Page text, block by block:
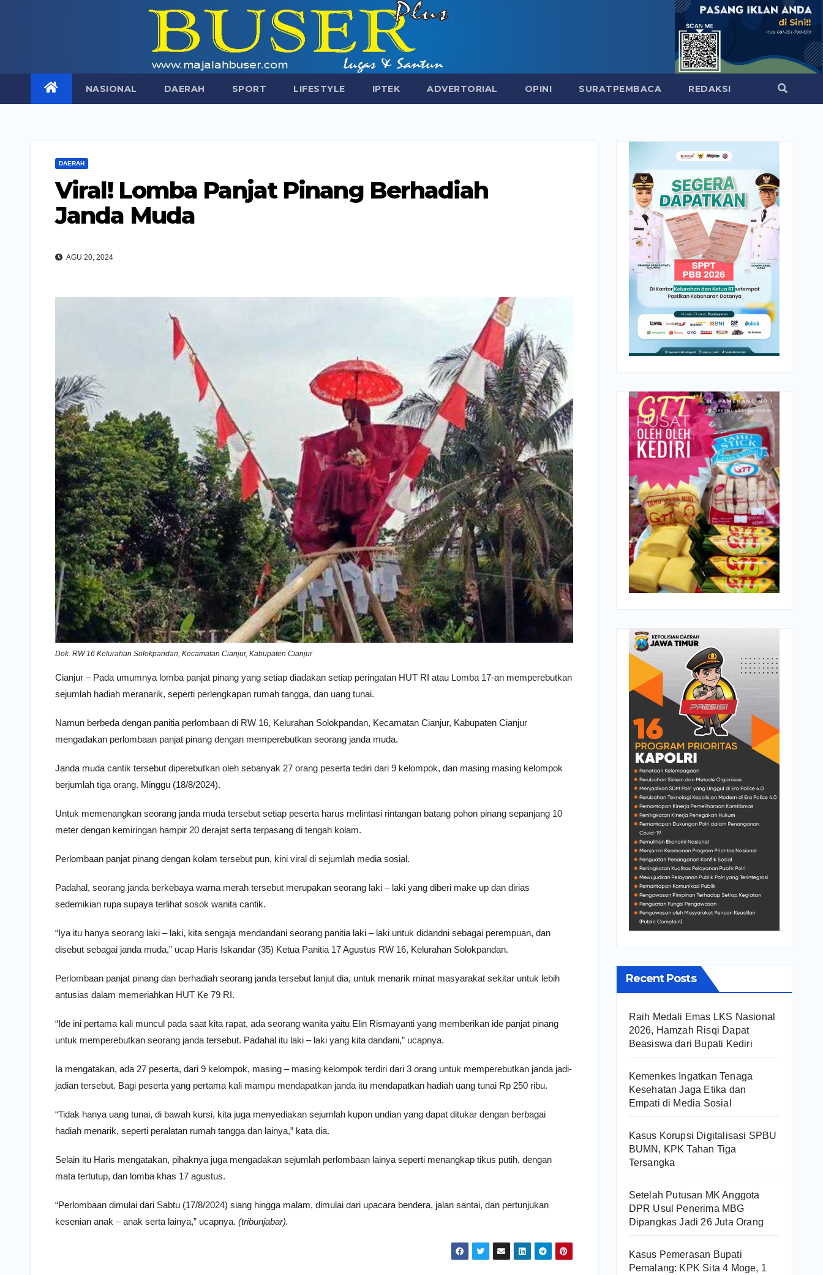
NASIONAL DAERAH SPORT LIFESTYLE IPTEK ADVERTORIAL OPINI SURATPEMBACA REDAKSI
DAERAH
Viral! Lomba Panjat Pinang Berhadiah
Janda Muda
AGU 20, 2024
Dok. RW 16 Kelurahan Solokpandan, Kecamatan Cianjur, Kabupaten Cianjur
Cianjur – Pada umumnya lomba panjat pinang yang setiap diadakan setiap peringatan HUT RI atau Lomba 17-an memperebutkan
sejumlah hadiah meranarik, seperti perlengkapan rumah tangga, dan uang tunai.
Namun berbeda dengan panitia perlombaan di RW 16, Kelurahan Solokpandan, Kecamatan Cianjur, Kabupaten Cianjur
mengadakan perlombaan panjat pinang dengan memperebutkan seorang janda muda.
Janda muda cantik tersebut diperebutkan oleh sebanyak 27 orang peserta tediri dari 9 kelompok, dan masing masing kelompok
berjumlah tiga orang. Minggu (18/8/2024).
Untuk memenangkan seorang janda muda tersebut setiap peserta harus melintasi rintangan batang pohon pinang sepanjang 10
meter dengan kemiringan hampir 20 derajat serta terpasang di tengah kolam.
Perlombaan panjat pinang dengan kolam tersebut pun, kini viral di sejumlah media sosial.
Padahal, seorang janda berkebaya warna merah tersebut merupakan seorang laki – laki yang diberi make up dan dirias
sedemikian rupa supaya terlihat sosok wanita cantik.
“Iya itu hanya seorang laki – laki, kita sengaja mendandani seorang panitia laki – laki untuk didandni sebagai perempuan, dan
disebut sebagai janda muda,” ucap Haris Iskandar (35) Ketua Panitia 17 Agustus RW 16, Kelurahan Solokpandan.
Perlombaan panjat pinang dan berhadiah seorang janda tersebut lanjut dia, untuk menarik minat masyarakat sekitar untuk lebih
antusias dalam memeriahkan HUT Ke 79 RI.
“Ide ini pertama kali muncul pada saat kita rapat, ada seorang wanita yaitu Elin Rismayanti yang memberikan ide panjat pinang
untuk memperebutkan seorang janda tersebut. Padahal itu laki – laki yang kita dandani,” ucapnya.
Ia mengatakan, ada 27 peserta, dari 9 kelompok, masing – masing kelompok terdiri dari 3 orang untuk memperebutkan janda jadi-
jadian tersebut. Bagi peserta yang pertama kali mampu mendapatkan janda itu mendapatkan hadiah uang tunai Rp 250 ribu.
“Tidak hanya uang tunai, di bawah kursi, kita juga menyediakan sejumlah kupon undian yang dapat ditukar dengan berbagai
hadiah menarik, seperti peralatan rumah tangga dan lainya,” kata dia.
Selain itu Haris mengatakan, pihaknya juga mengadakan sejumlah perlombaan lainya seperti menangkap tikus putih, dengan
mata tertutup, dan lomba khas 17 agustus.
“Perlombaan dimulai dari Sabtu (17/8/2024) siang hingga malam, dimulai dari upacara bendera, jalan santai, dan pertunjukan
kesenian anak – anak serta lainya,” ucapnya. (tribunjabar).
Recent Posts
Raih Medali Emas LKS Nasional
2026, Hamzah Risqi Dapat
Beasiswa dari Bupati Kediri
Kemenkes Ingatkan Tenaga
Kesehatan Jaga Etika dan
Empati di Media Sosial
Kasus Korupsi Digitalisasi SPBU
BUMN, KPK Tahan Tiga
Tersangka
Setelah Putusan MK Anggota
DPR Usul Penerima MBG
Dipangkas Jadi 26 Juta Orang
Kasus Pemerasan Bupati
Pemalang: KPK Sita 4 Moge, 1